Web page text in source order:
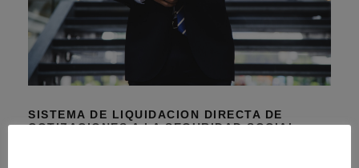
SISTEMA DE LIQUIDACION DIRECTA DE
COTIZACIONES A LA SEGURIDAD SOCIAL